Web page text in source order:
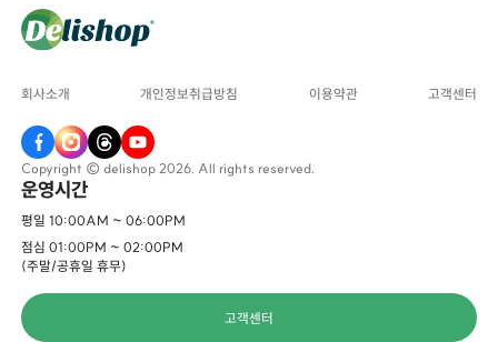
회사소개 개인정보취급방침 이용약관 고객센터
Copyright © delishop 2026. All rights reserved.
운영시간
평일 10:00AM ~ 06:00PM
점심 01:00PM ~ 02:00PM
(주말/공휴일 휴무)
고객센터